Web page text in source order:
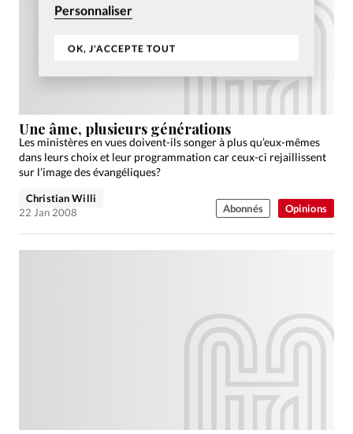
Personnaliser
OK, J'ACCEPTE TOUT
Opinions
Une âme, plusieurs générations
Les ministères en vues doivent-ils songer à plus qu’eux-mêmes
dans leurs choix et leur programmation car ceux-ci rejaillissent
sur l’image des évangéliques?
Christian Willi
22 Jan 2008
Abonnés